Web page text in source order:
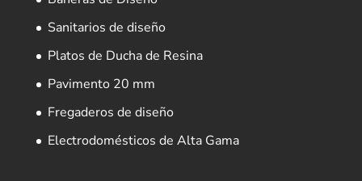
Sanitarios de diseño
Platos de Ducha de Resina
Pavimento 20 mm
Fregaderos de diseño
Electrodomésticos de Alta Gama